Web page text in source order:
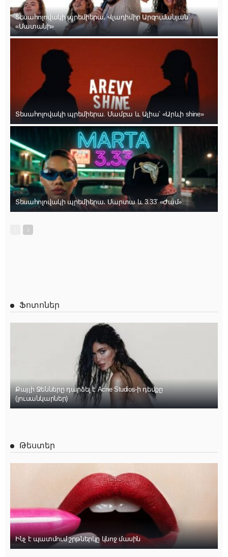
Տեսահոլովակի պրեմիերա․ Վլադիմիր Արզումանյան՝
«Մատանի»
Տեսահոլովակի պրեմիերա. Մամբա և Ալիա՝ «Արևի shine»
Տեսահոլովակի պրեմիերա․ Մարտա և 3.33՝ «Ժամ»
Ֆոտոներ
Քայլի Ջենները դարձել է Acne Studios-ի դեմքը
(լուսանկարներ)
Թեստեր
Ինչ է պատմում շրթներկը կնոջ մասին